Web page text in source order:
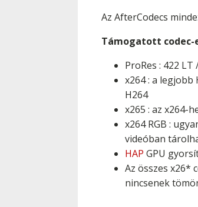
Az AfterCodecs
Támogatott codec-
ProRes : 422
x264 : a legjobb
H264
x265 : az x264-
x264 RGB :
videóban
HAP GPU
Az összes x26*
nincsenek